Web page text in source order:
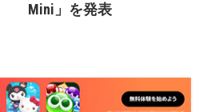
Mini」を発表